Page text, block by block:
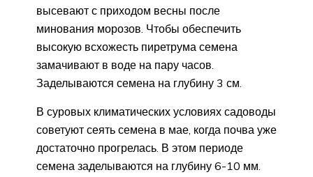
высевают с приходом весны после
минования морозов. Чтобы обеспечить
высокую всхожесть пиретрума семена
замачивают в воде на пару часов.
Заделываются семена на глубину 3 см.
В суровых климатических условиях садоводы
советуют сеять семена в мае, когда почва уже
достаточно прогрелась. В этом периоде
семена заделываются на глубину 6-10 мм.